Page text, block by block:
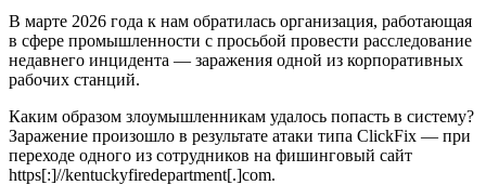
В марте 2026 года к нам обратилась организация, работающая
в сфере промышленности с просьбой провести расследование
недавнего инцидента — заражения одной из корпоративных
рабочих станций.
Каким образом злоумышленникам удалось попасть в систему?
Заражение произошло в результате атаки типа ClickFix — при
переходе одного из сотрудников на фишинговый сайт
https[:]//kentuckyfiredepartment[.]com.